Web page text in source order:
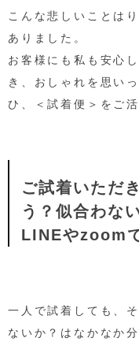
こんな悲しいことは
ありました。
お客様にも私も安心
き、おしゃれを思い
ひ、＜試着便＞をご
ご試着いただ
う？似合わな
LINEやzoom
一人で試着しても、
ないか？はなかなか